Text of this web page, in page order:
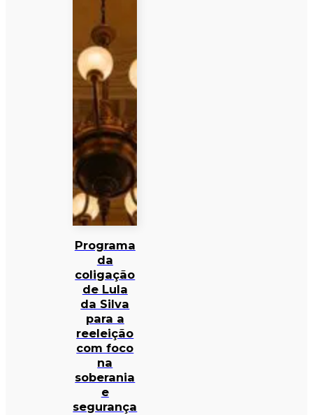
Programa
da
coligação
de Lula
da Silva
para a
reeleição
com foco
na
soberania
e
segurança